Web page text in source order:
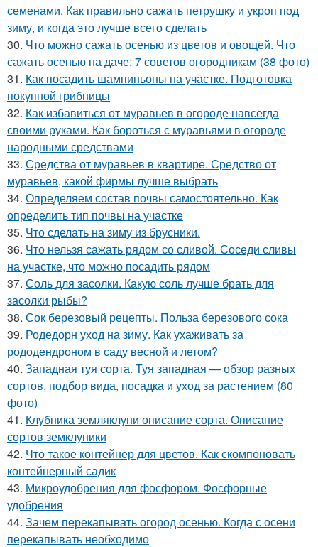
семенами. Как правильно сажать петрушку и укроп под
зиму, и когда это лучше всего сделать
30. Что можно сажать осенью из цветов и овощей. Что
сажать осенью на даче: 7 советов огородникам (38 фото)
31. Как посадить шампиньоны на участке. Подготовка
покупной грибницы
32. Как избавиться от муравьев в огороде навсегда
своими руками. Как бороться с муравьями в огороде
народными средствами
33. Средства от муравьев в квартире. Средство от
муравьев, какой фирмы лучше выбрать
34. Определяем состав почвы самостоятельно. Как
определить тип почвы на участке
35. Что сделать на зиму из брусники.
36. Что нельзя сажать рядом со сливой. Соседи сливы
на участке, что можно посадить рядом
37. Соль для засолки. Какую соль лучше брать для
засолки рыбы?
38. Сок березовый рецепты. Польза березового сока
39. Родедорн уход на зиму. Как ухаживать за
рододендроном в саду весной и летом?
40. Западная туя сорта. Туя западная — обзор разных
сортов, подбор вида, посадка и уход за растением (80
фото)
41. Клубника земляклуни описание сорта. Описание
сортов земклуники
42. Что такое контейнер для цветов. Как скомпоновать
контейнерный садик
43. Микроудобрения для фосфором. Фосфорные
удобрения
44. Зачем перекапывать огород осенью. Когда с осени
перекапывать необходимо